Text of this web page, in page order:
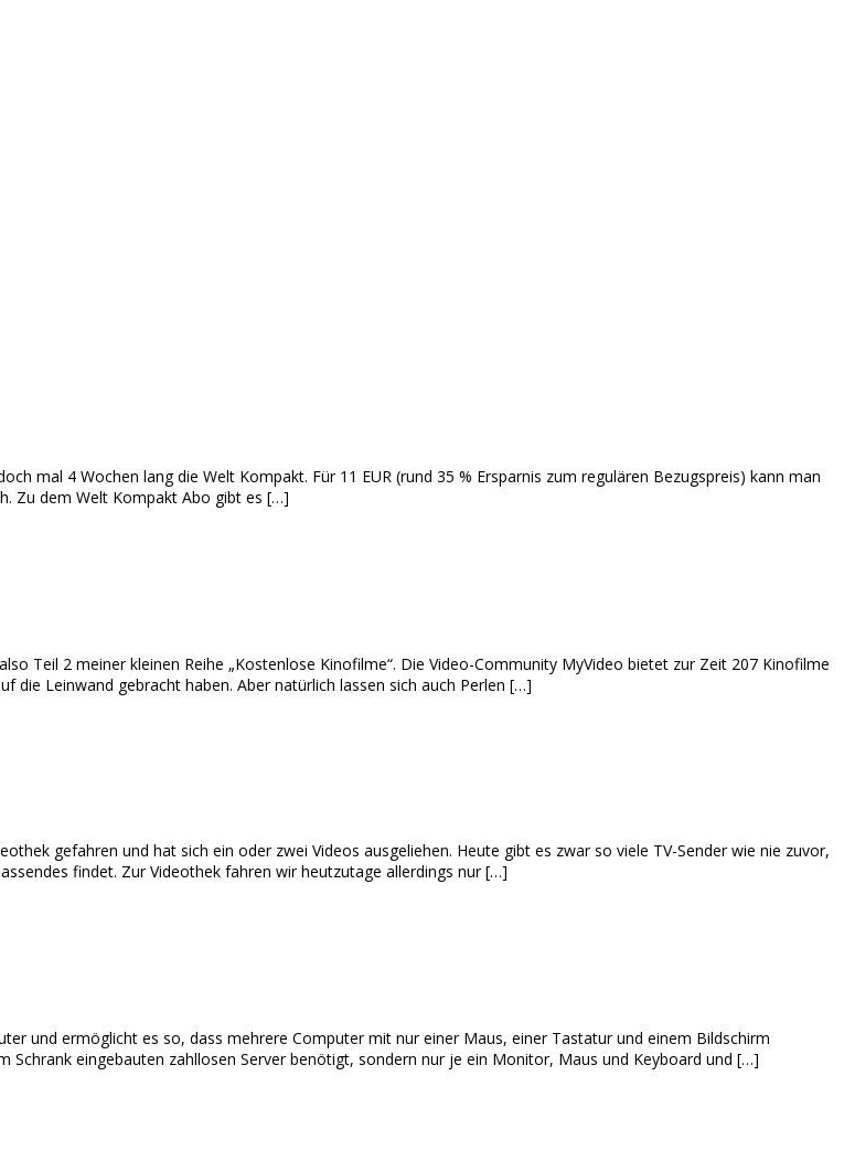
mal 4 Wochen lang die Welt Kompakt. Für 11 EUR (rund 35 % Ersparnis zum regulären Bezugspreis) kann man
Zu dem Welt Kompakt Abo gibt es […]
Teil 2 meiner kleinen Reihe „Kostenlose Kinofilme“. Die Video-Community MyVideo bietet zur Zeit 207 Kinofilme
die Leinwand gebracht haben. Aber natürlich lassen sich auch Perlen […]
gefahren und hat sich ein oder zwei Videos ausgeliehen. Heute gibt es zwar so viele TV-Sender wie nie zuvor,
findet. Zur Videothek fahren wir heutzutage allerdings nur […]
und ermöglicht es so, dass mehrere Computer mit nur einer Maus, einer Tastatur und einem Bildschirm
eingebauten zahllosen Server benötigt, sondern nur je ein Monitor, Maus und Keyboard und […]